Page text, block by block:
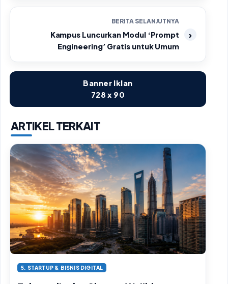
BERITA SELANJUTNYA
Kampus Luncurkan Modul ‘Prompt
Engineering’ Gratis untuk Umum
Banner Iklan
728 x 90
ARTIKEL TERKAIT
5. STARTUP & BISNIS DIGITAL